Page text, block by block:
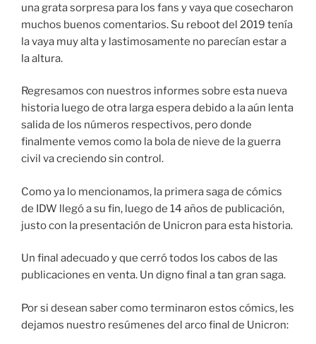
una grata sorpresa para los fans y vaya que cosecharon
muchos buenos comentarios. Su reboot del 2019 tenía
la vaya muy alta y lastimosamente no parecían estar a
la altura.
Regresamos con nuestros informes sobre esta nueva
historia luego de otra larga espera debido a la aún lenta
salida de los números respectivos, pero donde
finalmente vemos como la bola de nieve de la guerra
civil va creciendo sin control.
Como ya lo mencionamos, la primera saga de cómics
de IDW llegó a su fin, luego de 14 años de publicación,
justo con la presentación de Unicron para esta historia.
Un final adecuado y que cerró todos los cabos de las
publicaciones en venta. Un digno final a tan gran saga.
Por si desean saber como terminaron estos cómics, les
dejamos nuestro resúmenes del arco final de Unicron: